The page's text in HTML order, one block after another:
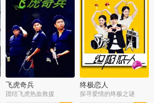
飞虎奇兵
团结飞虎热血救援
终极恋人
探寻爱情的终极之谜